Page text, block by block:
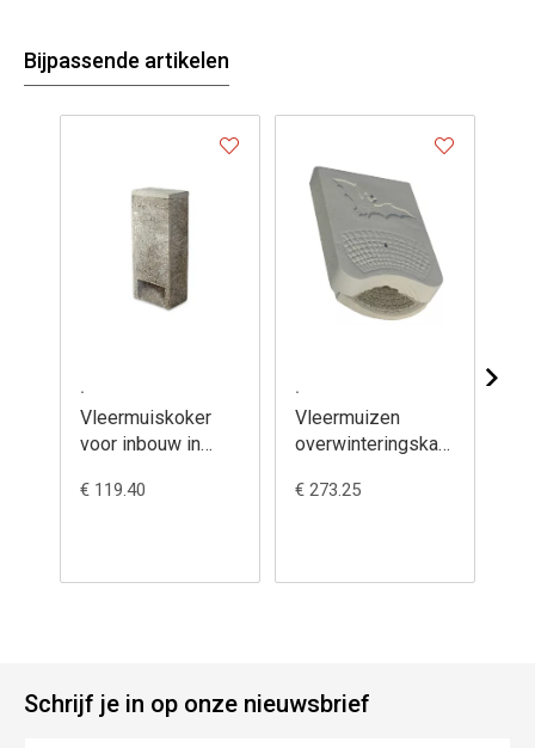
Bijpassende artikelen
.
Vleermuiskoker
voor inbouw in
€ 119.40
.
Vleermuizen
overwinteringskast
765/0
€ 273.25
Schrijf je in op onze nieuwsbrief